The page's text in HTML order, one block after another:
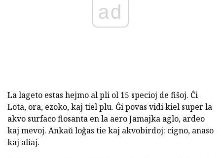
ad
La lageto estas hejmo al pli ol 15 specioj de fiŝoj. Ĉi
Lota, ora, ezoko, kaj tiel plu. Ĝi povas vidi kiel super la
akvo surfaco flosanta en la aero Jamajka aglo, ardeo
kaj mevoj. Ankaŭ loĝas tie kaj akvobirdoj: cigno, anaso
kaj aliaj.